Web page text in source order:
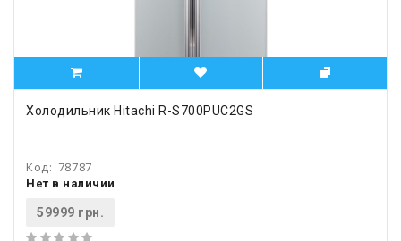
Холодильник Hitachi R-S700PUC2GS
Код: 78787
Нет в наличии
59999 грн.